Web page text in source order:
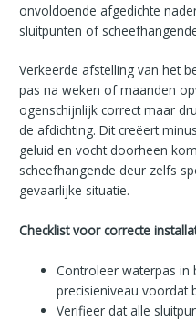
onvoldoende afgedichte
sluitpunten of
Verkeerde afstelling van het
pas na weken of maanden
ogenschijnlijk correct maar
de afdichting. Dit creëert
geluid en vocht doorheen
scheefhangende deur zelfs
gevaarlijke situatie.
Checklist voor correcte
Controleer waterpas in
precisieniveau voordat
Verifieer dat alle